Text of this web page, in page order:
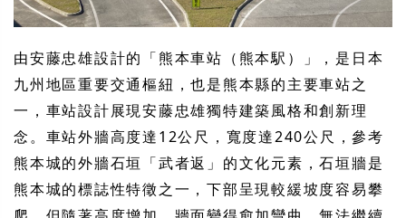
由安藤忠雄設計的「熊本車站（熊本駅）」，是日本
九州地區重要交通樞紐，也是熊本縣的主要車站之
一，車站設計展現安藤忠雄獨特建築風格和創新理
念。車站外牆高度達12公尺，寬度達240公尺，參考
熊本城的外牆石垣「武者返」的文化元素，石垣牆是
熊本城的標誌性特徵之一，下部呈現較緩坡度容易攀